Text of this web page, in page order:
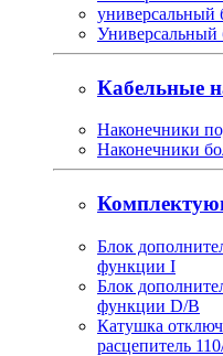
Кабельные
Наконечники
Наконечники
Блок
функции I
Блок
функции D/B
Катушка
расцепитель